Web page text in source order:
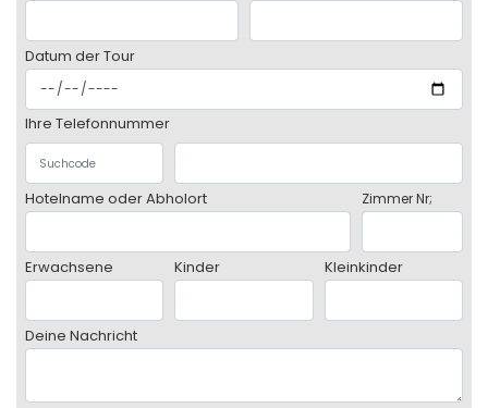
Datum der Tour
Ihre Telefonnummer
Hotelname oder Abholort Zimmer Nr;
Erwachsene Kinder Kleinkinder
Deine Nachricht